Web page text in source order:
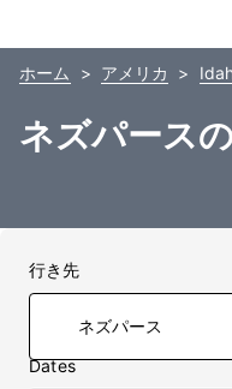
ホーム アメリカ
ネズパース
行き先
Dates